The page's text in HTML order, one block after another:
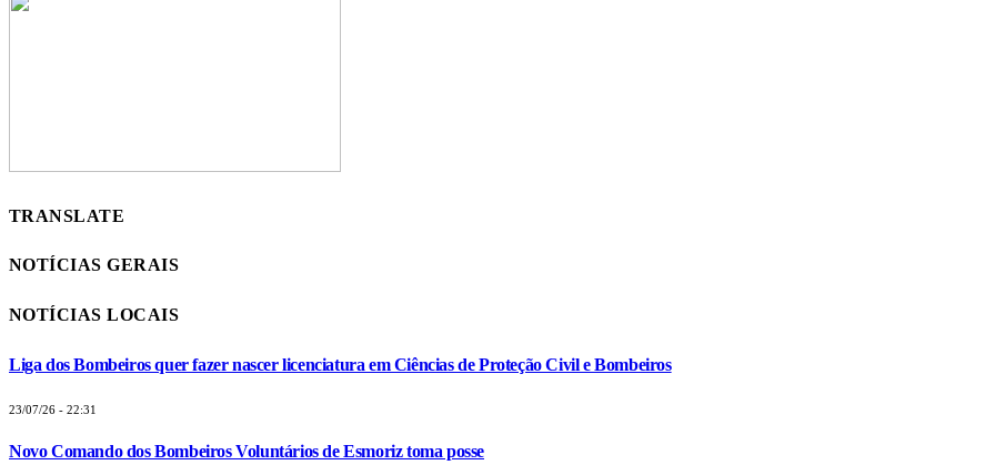
TRANSLATE
NOTÍCIAS GERAIS
NOTÍCIAS LOCAIS
Liga dos Bombeiros quer fazer nascer licenciatura em Ciências de Proteção Civil e Bombeiros
23/07/26 - 22:31
Novo Comando dos Bombeiros Voluntários de Esmoriz toma posse